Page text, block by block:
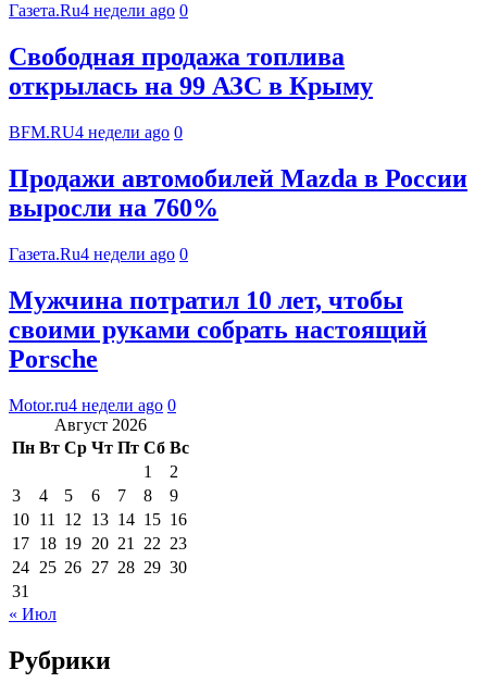
Газета.Ru4 недели ago 0
Свободная продажа топлива
открылась на 99 АЗС в Крыму
BFM.RU4 недели ago 0
Продажи автомобилей Mazda в России
выросли на 760%
Газета.Ru4 недели ago 0
Мужчина потратил 10 лет, чтобы
своими руками собрать настоящий
Porsche
Motor.ru4 недели ago 0
Август 2026
Пн Вт Ср Чт Пт Сб Вс
1
2
3
4 5 6 7 8
9
10 11 12 13 14 15 16
17 18 19 20 21 22 23
24 25 26 27 28 29 30
31
« Июл
Рубрики